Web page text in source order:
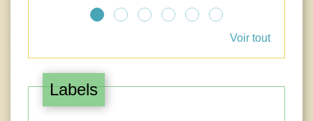
Voir tout
Labels